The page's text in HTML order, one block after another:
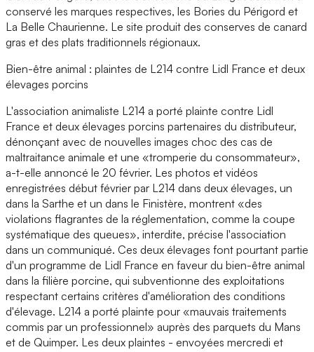
conservé les marques respectives, les Bories du Périgord et
La Belle Chaurienne. Le site produit des conserves de canard
gras et des plats traditionnels régionaux.
Bien-être animal : plaintes de L214 contre Lidl France et deux
élevages porcins
L'association animaliste L214 a porté plainte contre Lidl
France et deux élevages porcins partenaires du distributeur,
dénonçant avec de nouvelles images choc des cas de
maltraitance animale et une «tromperie du consommateur»,
a-t-elle annoncé le 20 février. Les photos et vidéos
enregistrées début février par L214 dans deux élevages, un
dans la Sarthe et un dans le Finistère, montrent «des
violations flagrantes de la réglementation, comme la coupe
systématique des queues», interdite, précise l'association
dans un communiqué. Ces deux élevages font pourtant partie
d'un programme de Lidl France en faveur du bien-être animal
dans la filière porcine, qui subventionne des exploitations
respectant certains critères d'amélioration des conditions
d'élevage. L214 a porté plainte pour «mauvais traitements
commis par un professionnel» auprès des parquets du Mans
et de Quimper. Les deux plaintes - envoyées mercredi et